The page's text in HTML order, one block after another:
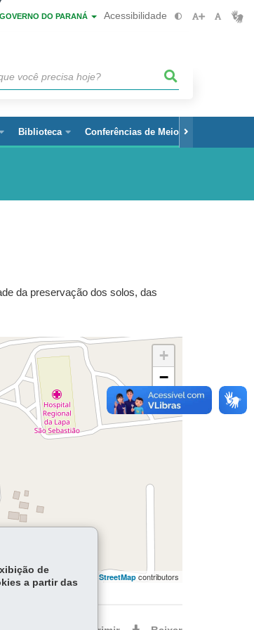
GOVERNO DO PARANÁ Acessibilidade
Biblioteca Conferências de Meio Ambiente
da preservação dos solos, das
+
−
contributors | © OpenStreetMap contributors
de
a partir das